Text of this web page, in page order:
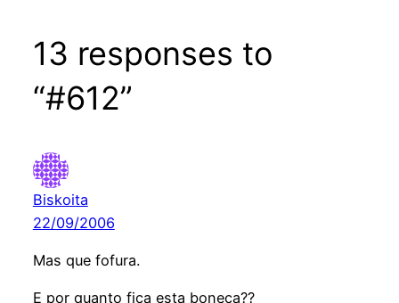
13 responses to
“#612”
Biskoita
22/09/2006
Mas que fofura.
E por quanto fica esta boneca??